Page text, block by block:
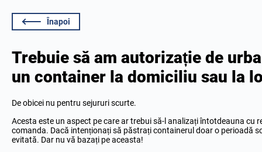
Înapoi
Trebuie să am autorizație de
un container la domiciliu sau la
De obicei nu pentru sejururi scurte.
Acesta este un aspect pe care ar trebui să-l analizați întotdeauna cu
comanda. Dacă intenționați să păstrați containerul doar o perioadă
evitată. Dar nu vă bazați pe aceasta!